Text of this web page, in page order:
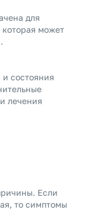
для
может
состояния
лечения
Если
то симптомы